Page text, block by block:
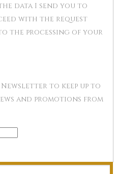
data I send you to
with the request
the processing of your
to keep up to
and promotions from